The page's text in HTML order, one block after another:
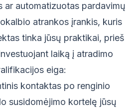
ar automatizuotas pardavimų
atrankos įrankis, kuris
tinka jūsų praktikai, prieš
laiką į atradimo
eiga:
kontaktas po renginio
susidomėjimo kortelę jūsų